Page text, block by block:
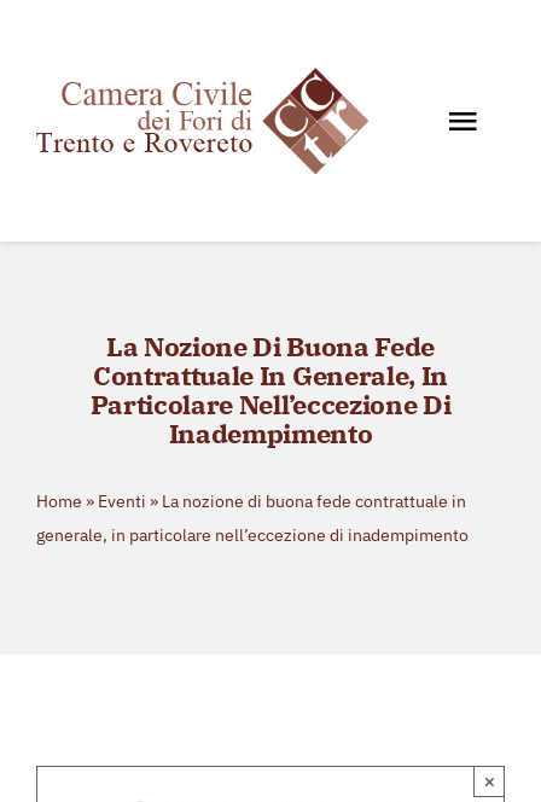
contenuto
Chi siamo
News e Giurisprudenza
Eventi
Storico eventi
Contatti
La Nozione Di Buona Fede
Contrattuale In Generale, In
Particolare Nell’eccezione Di
Inadempimento
Home » Eventi » La nozione di buona fede contrattuale in
generale, in particolare nell’eccezione di inadempimento
×